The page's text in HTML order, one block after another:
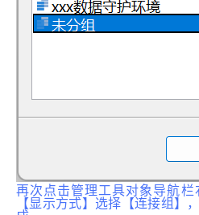
再次点击管理工具对象导航
【显示方式】选择【连接组】